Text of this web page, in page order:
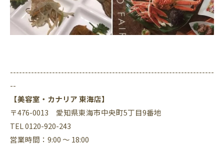
--------------------------------------------------------------------
--
【美容室・カナリア 東海店】
〒476-0013 愛知県東海市中央町5丁目9番地
TEL 0120-920-243
営業時間：9:00 ～ 18:00